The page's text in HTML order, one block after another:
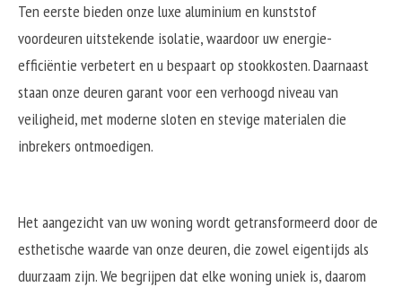
Ten eerste bieden onze luxe aluminium en kunststof
voordeuren uitstekende isolatie, waardoor uw energie-
efficiëntie verbetert en u bespaart op stookkosten. Daarnaast
staan onze deuren garant voor een verhoogd niveau van
veiligheid, met moderne sloten en stevige materialen die
inbrekers ontmoedigen.
Het aangezicht van uw woning wordt getransformeerd door de
esthetische waarde van onze deuren, die zowel eigentijds als
duurzaam zijn. We begrijpen dat elke woning uniek is, daarom